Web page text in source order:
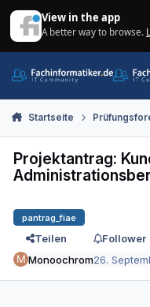
View in the app
A better way to browse.
Startseite
Projektantrag:
pantrag_fiae
Teilen
Follower
Monoochrom26.